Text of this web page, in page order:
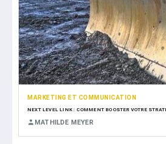
MARKETING ET COMMUNICATION
NEXT LEVEL LINK : COMMENT BOOSTER VOTRE
MATHILDE MEYER